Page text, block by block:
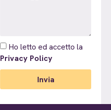
Ho letto ed accetto la
Privacy Policy
Invia